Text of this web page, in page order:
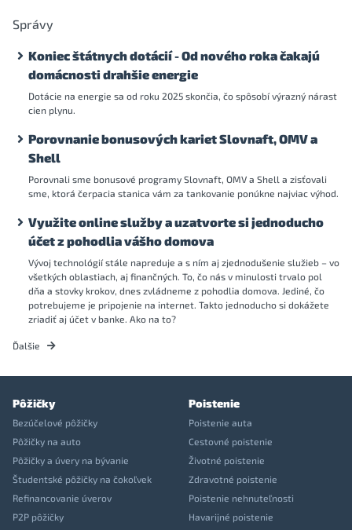
Správy
Koniec štátnych dotácií - Od nového roka čakajú
domácnosti drahšie energie
Dotácie na energie sa od roku 2025 skončia, čo spôsobí výrazný nárast
cien plynu.
Porovnanie bonusových kariet Slovnaft, OMV a
Shell
Porovnali sme bonusové programy Slovnaft, OMV a Shell a zisťovali
sme, ktorá čerpacia stanica vám za tankovanie ponúkne najviac výhod.
Využite online služby a uzatvorte si jednoducho
účet z pohodlia vášho domova
Vývoj technológií stále napreduje a s ním aj zjednodušenie služieb – vo
všetkých oblastiach, aj finančných. To, čo nás v minulosti trvalo pol
dňa a stovky krokov, dnes zvládneme z pohodlia domova. Jediné, čo
potrebujeme je pripojenie na internet. Takto jednoducho si dokážete
zriadiť aj účet v banke. Ako na to?
Ďalšie
Pôžičky
Bezúčelové pôžičky
Pôžičky na auto
Pôžičky a úvery na bývanie
Študentské pôžičky na čokoľvek
Refinancovanie úverov
P2P pôžičky
Poistenie
Poistenie auta
Cestovné poistenie
Životné poistenie
Zdravotné poistenie
Poistenie nehnuteľnosti
Havarijné poistenie